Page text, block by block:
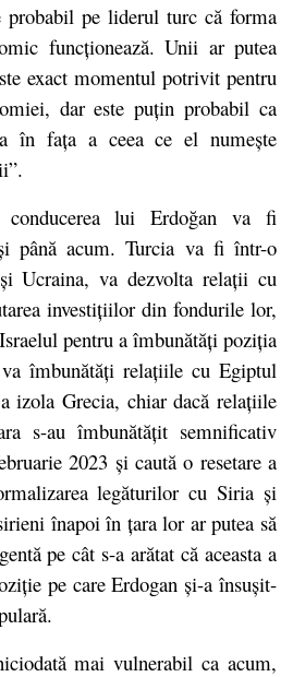
probabil pe liderul turc că forma
funcționează. Unii ar putea
exact momentul potrivit pentru
dar este puțin probabil ca
în fața a ceea ce el numește
conducerea lui Erdoğan va fi
până acum. Turcia va fi într-o
Ucraina, va dezvolta relații cu
investițiilor din fondurile lor,
pentru a îmbunătăți poziția
îmbunătăți relațiile cu Egiptul
izola Grecia, chiar dacă relațiile
s-au îmbunătățit semnificativ
2023 și caută o resetare a
legăturilor cu Siria și
înapoi în țara lor ar putea să
pe cât s-a arătat că aceasta a
pe care Erdogan și-a însușit-
mai vulnerabil ca acum,